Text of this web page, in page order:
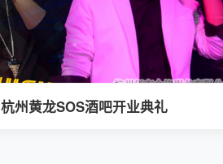
杭州黄龙SOS酒吧开业典礼